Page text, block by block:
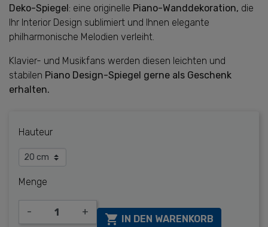
Deko-Spiegel: eine originelle Piano-Wanddekoration, die
Ihr Interior Design sublimiert und Ihnen elegante
philharmonische Melodien verleiht.
Klavier- und Musikfans werden diesen leichten und
stabilen Piano Design-Spiegel gerne als Geschenk
erhalten.
Hauteur
Menge
- +
 IN DEN WARENKORB